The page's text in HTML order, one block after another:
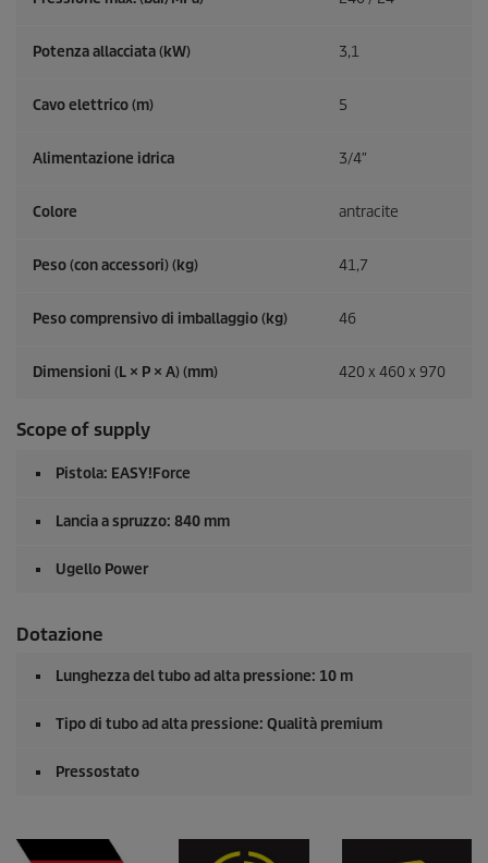
Potenza allacciata (kW) 3,1
Cavo elettrico (m) 5
Alimentazione idrica 3/4″
Colore antracite
Peso (con accessori) (kg) 41,7
Peso comprensivo di imballaggio (kg) 46
Dimensioni (L × P × A) (mm) 420 x 460 x 970
Scope of supply
Pistola: EASY!Force
Lancia a spruzzo: 840 mm
Ugello Power
Dotazione
Lunghezza del tubo ad alta pressione: 10 m
Tipo di tubo ad alta pressione: Qualità premium
Pressostato